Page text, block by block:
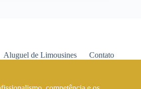
Aluguel de Limousines Contato